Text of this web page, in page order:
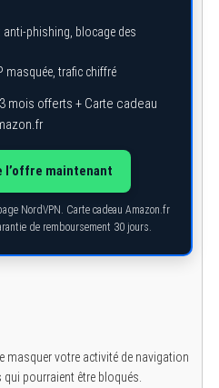
anti-phishing, blocage des
masquée, trafic chiffré
mois offerts + Carte cadeau
maintenant
NordVPN. Carte cadeau Amazon.fr
de remboursement 30 jours.
masquer votre activité de navigation
pourraient être bloqués.